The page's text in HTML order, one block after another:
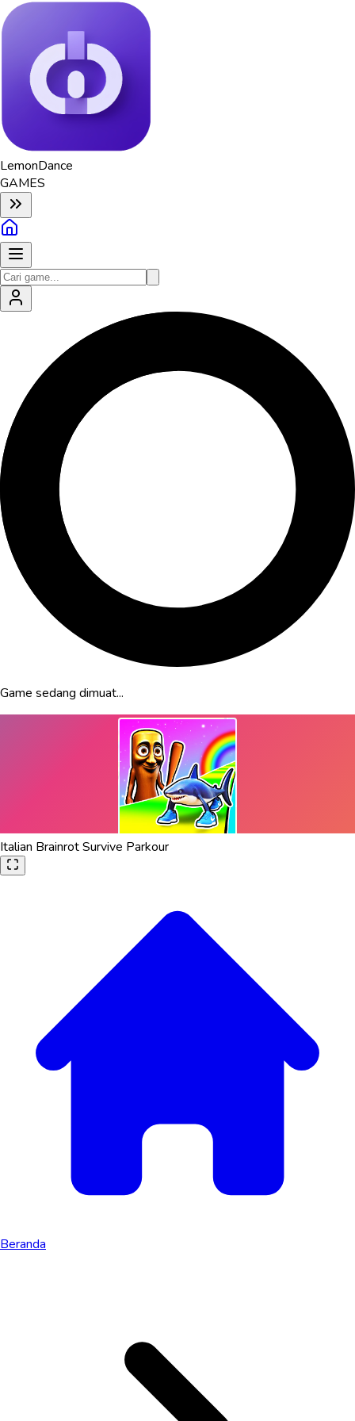
LemonDance
GAMES
Game sedang dimuat...
Italian Brainrot Survive Parkour
Beranda